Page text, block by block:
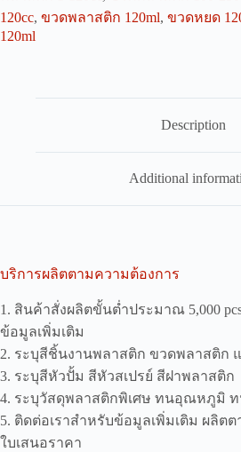
120cc, ขวดพลาสติก 120ml, ขวดหยด
120ml
Description
Additional
บริการผลิตตามความต้องการ
1. สินค้าสั่งผลิตขั้นต่ำประมาณ 5,000
ข้อมูลเพิ่มเติม
2. ระบุสีชิ้นงานพลาสติก ขวดพลาสติก
3. ระบุสีหัวปั้ม สีหัวสเปรย์ สีฝาพลาสติก
4. ระบุวัสดุพลาสติกพิเศษ ทนอุณหภูมิ ท
5. ติดต่อเราสำหรับข้อมูลเพิ่มเติม ผลิต
ใบเสนอราคา